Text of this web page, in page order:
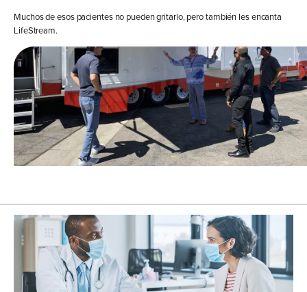
Muchos de esos pacientes no pueden gritarlo, pero también les encanta
LifeStream.